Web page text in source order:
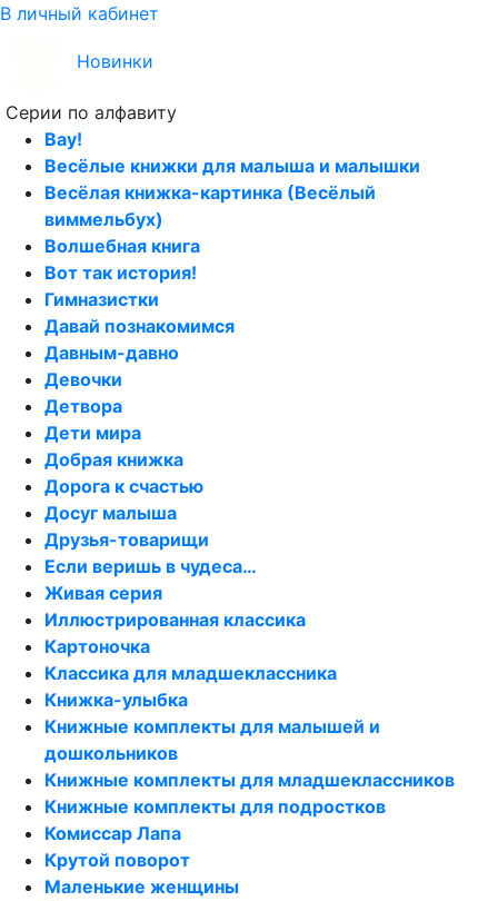
В личный кабинет
Новинки
Серии по алфавиту
Вау!
Весёлые книжки для малыша и малышки
Весёлая книжка-картинка (Весёлый
виммельбух)
Волшебная книга
Вот так история!
Гимназистки
Давай познакомимся
Давным-давно
Девочки
Детвора
Дети мира
Добрая книжка
Дорога к счастью
Досуг малыша
Друзья-товарищи
Если веришь в чудеса…
Живая серия
Иллюстрированная классика
Картоночка
Классика для младшеклассника
Книжка-улыбка
Книжные комплекты для малышей и
дошкольников
Книжные комплекты для младшеклассников
Книжные комплекты для подростков
Комиссар Лапа
Крутой поворот
Маленькие женщины